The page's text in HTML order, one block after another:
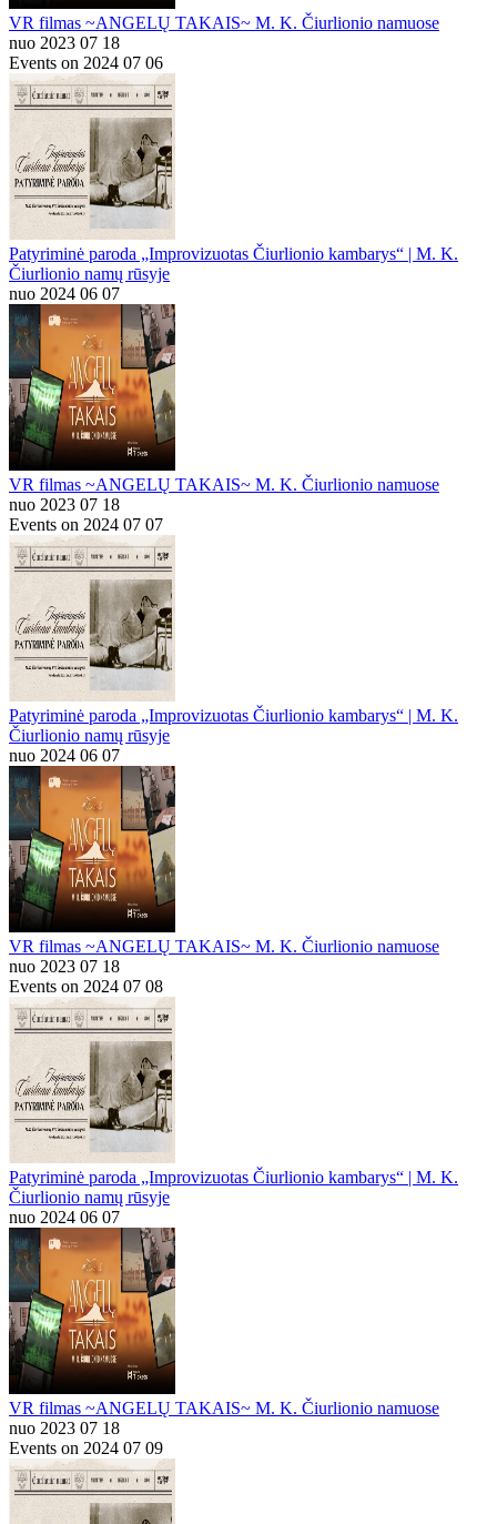
VR filmas ~ANGELŲ TAKAIS~ M. K. Čiurlionio namuose
nuo 2023 07 18
Events on 2024 07 06
Patyriminė paroda „Improvizuotas Čiurlionio kambarys“ | M. K.
Čiurlionio namų rūsyje
nuo 2024 06 07
VR filmas ~ANGELŲ TAKAIS~ M. K. Čiurlionio namuose
nuo 2023 07 18
Events on 2024 07 07
Patyriminė paroda „Improvizuotas Čiurlionio kambarys“ | M. K.
Čiurlionio namų rūsyje
nuo 2024 06 07
VR filmas ~ANGELŲ TAKAIS~ M. K. Čiurlionio namuose
nuo 2023 07 18
Events on 2024 07 08
Patyriminė paroda „Improvizuotas Čiurlionio kambarys“ | M. K.
Čiurlionio namų rūsyje
nuo 2024 06 07
VR filmas ~ANGELŲ TAKAIS~ M. K. Čiurlionio namuose
nuo 2023 07 18
Events on 2024 07 09